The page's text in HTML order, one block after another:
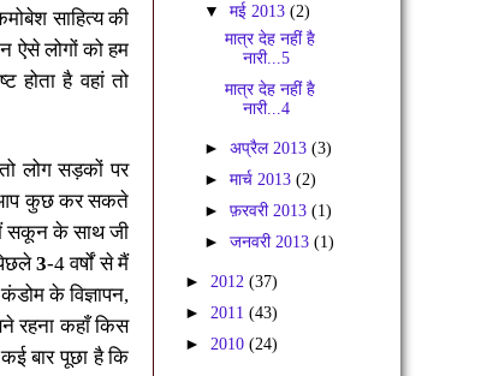
साहित्य की
ऐसे लोगों को हम
है वहां तो
लोग सड़कों पर
आप कुछ कर सकते
मैं सकून के साथ जी
3-4 वर्षों से मैं
के विज्ञापन,
रहना कहाँ किस
बार पूछा है कि
▼मई 2013(2)
मात्र देह नहीं है
नारी...5
मात्र देह नहीं है
नारी...4
►अप्रैल 2013(3)
►मार्च 2013(2)
►फ़रवरी 2013(1)
►जनवरी 2013(1)
► 2012 (37)
► 2011 (43)
► 2010 (24)